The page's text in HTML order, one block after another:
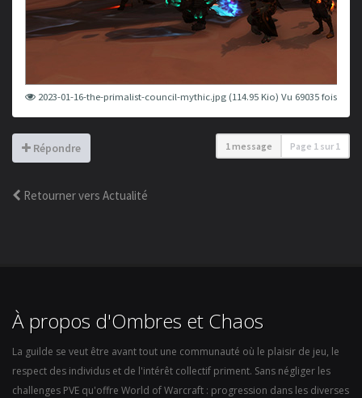
2023-01-16-the-primalist-council-mythic.jpg (114.95 Kio) Vu 69035 fois
Répondre 1 message Page 1 sur 1
Retourner vers Actualité
À propos d'Ombres et Chaos
La guilde se veut être avant tout une communauté où le plaisir de jeu, le
respect des individus et de l'intérêt collectif priment. Sans négliger les
challenges PVE qu'offre World of Warcraft : progression dans les diverses